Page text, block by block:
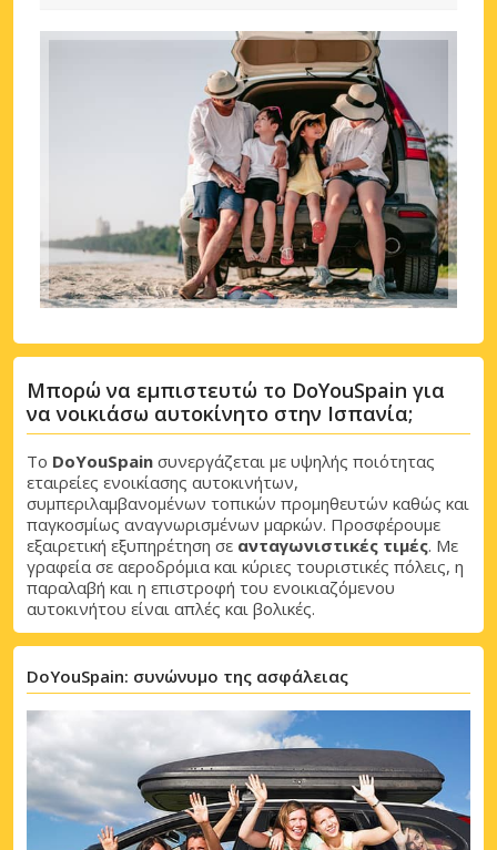
Μπορώ να εμπιστευτώ το DoYouSpain για
να νοικιάσω αυτοκίνητο στην Ισπανία;
Το DoYouSpain συνεργάζεται με υψηλής ποιότητας
εταιρείες ενοικίασης αυτοκινήτων,
συμπεριλαμβανομένων τοπικών προμηθευτών καθώς και
παγκοσμίως αναγνωρισμένων μαρκών. Προσφέρουμε
εξαιρετική εξυπηρέτηση σε ανταγωνιστικές τιμές. Με
γραφεία σε αεροδρόμια και κύριες τουριστικές πόλεις, η
παραλαβή και η επιστροφή του ενοικιαζόμενου
αυτοκινήτου είναι απλές και βολικές.
DoYouSpain: συνώνυμο της ασφάλειας